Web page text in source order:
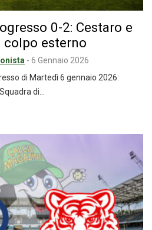
0-2: Cestaro e
esterno
- 6 Gennaio 2026
di Martedì 6 gennaio 2026:
di…